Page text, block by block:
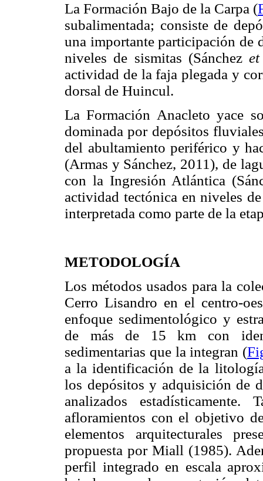
La Formación Bajo de la Carpa (
subalimentada; consiste de
una importante participación
niveles de sismitas (Sánchez
actividad de la faja plegada y
dorsal de Huincul.
La Formación Anacleto yace
dominada por depósitos
del abultamiento periférico y
(Armas y Sánchez, 2011), de
con la Ingresión Atlántica
actividad tectónica en niveles
interpretada como parte de la
METODOLOGÍA
Los métodos usados para la
Cerro Lisandro en el centro-
enfoque sedimentológico y
de más de 15 km con
sedimentarias que la integran (
a la identificación de la
los depósitos y adquisición de
analizados estadísticamente.
afloramientos con el objetivo
elementos arquitecturales
propuesta por Miall (1985).
perfil integrado en escala